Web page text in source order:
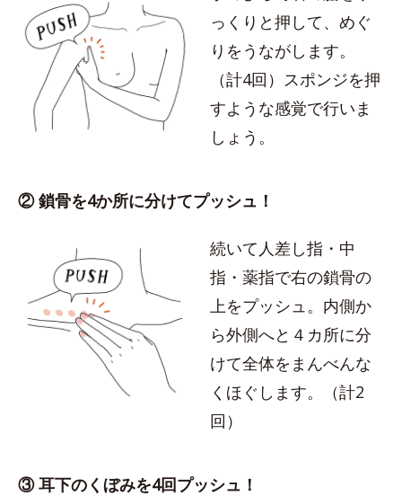
っくりと押して、めぐ
りをうながします。
（計4回）スポンジを押
すような感覚で行いま
しょう。
② 鎖骨を4か所に分けてプッシュ！
続いて人差し指・中
指・薬指で右の鎖骨の
上をプッシュ。内側か
ら外側へと４カ所に分
けて全体をまんべんな
くほぐします。（計2
回）
③ 耳下のくぼみを4回プッシュ！